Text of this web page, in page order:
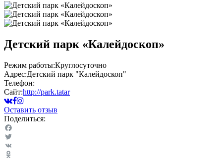
Детский парк «Калейдоскоп»
Режим работы:Круглосуточно
Адрес:Детский парк "Калейдоскоп"
Телефон:
Сайт:http://park.tatar
Оставить отзыв
Поделиться:
Facebook
Twitter
VK